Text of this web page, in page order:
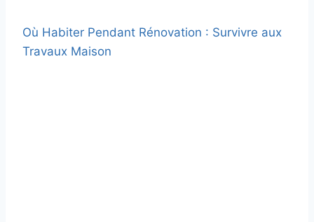
Où Habiter Pendant Rénovation : Survivre aux
Travaux Maison